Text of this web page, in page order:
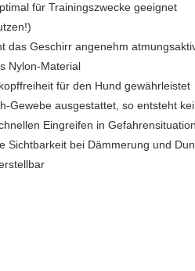
für Trainingszwecke geeignet
das Geschirr angenehm
Nylon-Material
für den Hund gewährleistet
Gewebe ausgestattet, so entsteht
Eingreifen in
Sichtbarkeit bei Dämmerung und